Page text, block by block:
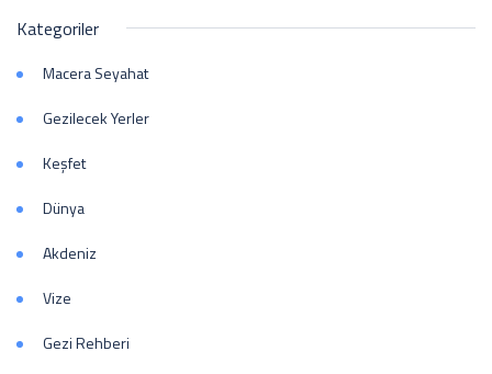
Kategoriler
Macera Seyahat
Gezilecek Yerler
Keşfet
Dünya
Akdeniz
Vize
Gezi Rehberi